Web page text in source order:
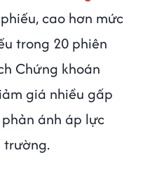
cao hơn mức
trong 20 phiên
Chứng khoán
giá nhiều gấp
ánh áp lực
trường.